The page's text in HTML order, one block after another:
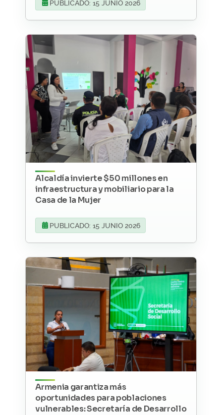
PUBLICADO: 15 JUNIO 2026
Alcaldía invierte $50 millones en
infraestructura y mobiliario para la
Casa de la Mujer
PUBLICADO: 15 JUNIO 2026
Armenia garantiza más
oportunidades para poblaciones
vulnerables: Secretaría de Desarrollo